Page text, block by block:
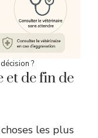
?
et de fin de
les plus